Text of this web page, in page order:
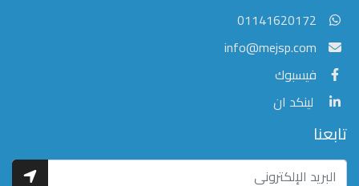
01141620172
info@mejsp.com
فيسبوك
لينكد ان
تابعنا